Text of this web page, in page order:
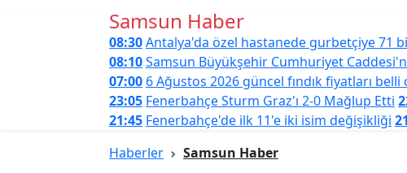
Samsun Haber
08:30Antalya'da özel hastanede gurbetçiye 71
08:10Samsun Büyükşehir Cumhuriyet
07:00 6 Ağustos 2026 güncel fındık fiyatları belli
23:05 Fenerbahçe Sturm Graz'ı 2-0 Mağlup Etti
21:45 Fenerbahçe'de ilk 11'e iki isim değişikliği
Haberler
Samsun Haber